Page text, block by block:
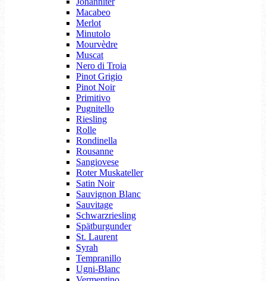
Macabeo
Merlot
Minutolo
Mourvèdre
Muscat
Nero di Troia
Pinot Grigio
Pinot Noir
Primitivo
Pugnitello
Riesling
Rolle
Rondinella
Rousanne
Sangiovese
Roter Muskateller
Satin Noir
Sauvignon Blanc
Sauvitage
Schwarzriesling
Spätburgunder
St. Laurent
Syrah
Tempranillo
Ugni-Blanc